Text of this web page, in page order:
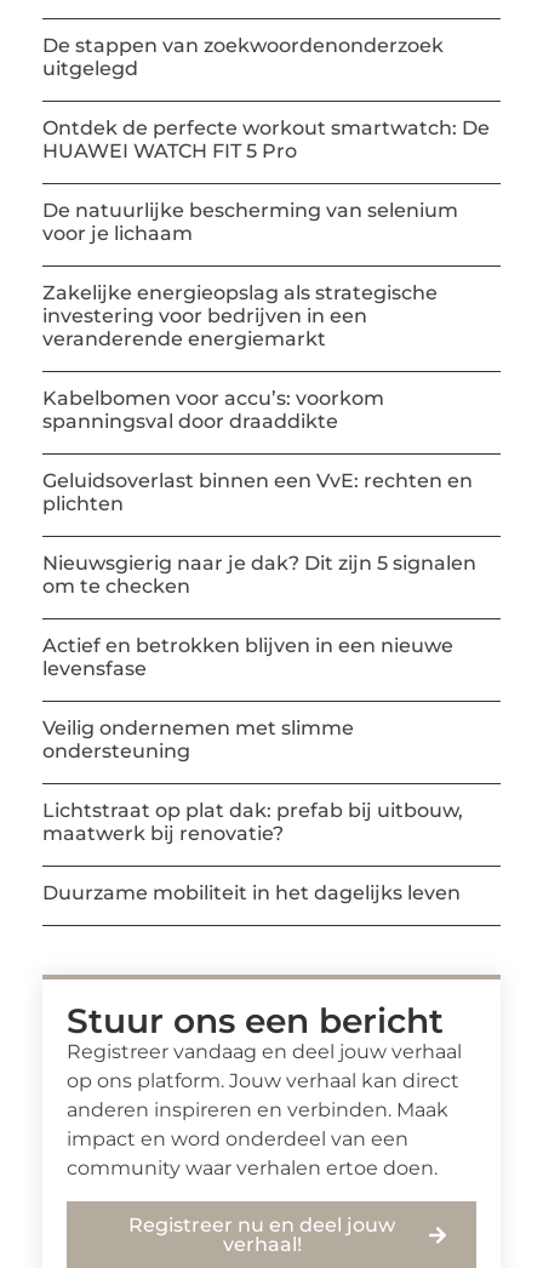
De stappen van zoekwoordenonderzoek
uitgelegd
Ontdek de perfecte workout smartwatch: De
HUAWEI WATCH FIT 5 Pro
De natuurlijke bescherming van selenium
voor je lichaam
Zakelijke energieopslag als strategische
investering voor bedrijven in een
veranderende energiemarkt
Kabelbomen voor accu’s: voorkom
spanningsval door draaddikte
Geluidsoverlast binnen een VvE: rechten en
plichten
Nieuwsgierig naar je dak? Dit zijn 5 signalen
om te checken
Actief en betrokken blijven in een nieuwe
levensfase
Veilig ondernemen met slimme
ondersteuning
Lichtstraat op plat dak: prefab bij uitbouw,
maatwerk bij renovatie?
Duurzame mobiliteit in het dagelijks leven
Stuur ons een bericht
Registreer vandaag en deel jouw verhaal
op ons platform. Jouw verhaal kan direct
anderen inspireren en verbinden. Maak
impact en word onderdeel van een
community waar verhalen ertoe doen.
Registreer nu en deel jouw
verhaal!